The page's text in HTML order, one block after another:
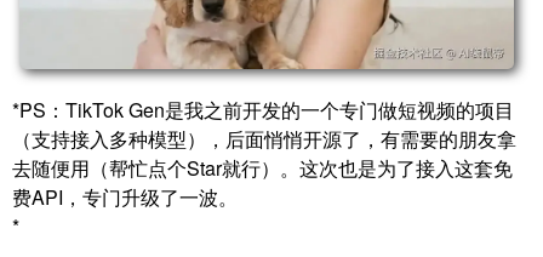
*PS：TikTok Gen是我之前开发的一个专门做短视频的项目
（支持接入多种模型），后面悄悄开源了，有需要的朋友拿
去随便用（帮忙点个Star就行）。这次也是为了接入这套免
费API，专门升级了一波。
*